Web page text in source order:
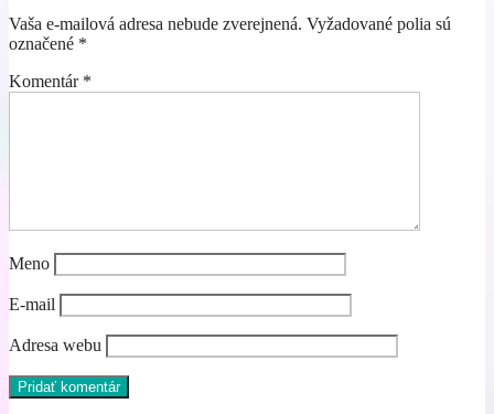
Vaša e-mailová adresa nebude zverejnená. Vyžadované polia sú
označené *
Komentár *
Meno
E-mail
Adresa webu